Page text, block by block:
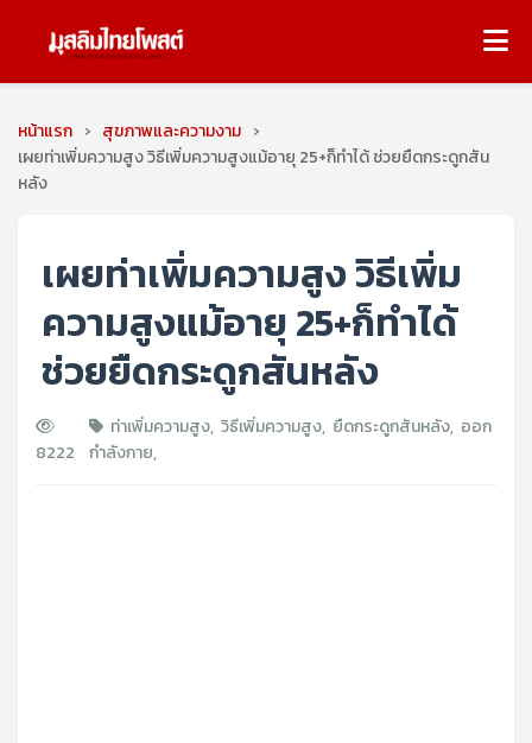
หน้าแรก › สุขภาพและความงาม ›
เผยท่าเพิ่มความสูง วิธีเพิ่มความสูงแม้อายุ 25+ก็ทำได้ ช่วยยืดกระดูกสัน
หลัง
เผยท่าเพิ่มความสูง วิธีเพิ่ม
ความสูงแม้อายุ 25+ก็ทำได้
ช่วยยืดกระดูกสันหลัง
8222
ท่าเพิ่มความสูง, วิธีเพิ่มความสูง, ยืดกระดูกสันหลัง, ออก
กำลังกาย,